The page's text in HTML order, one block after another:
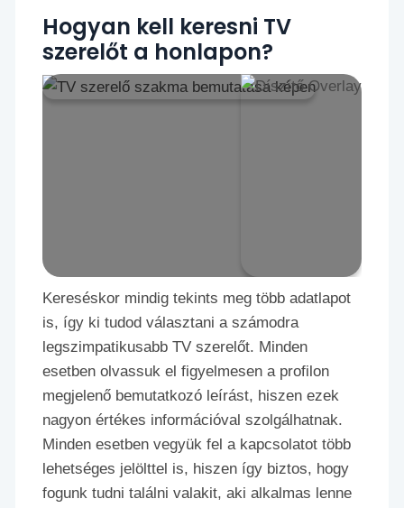
Hogyan kell keresni TV
szerelőt a honlapon?
Kereséskor mindig tekints meg több adatlapot
is, így ki tudod választani a számodra
legszimpatikusabb TV szerelőt. Minden
esetben olvassuk el figyelmesen a profilon
megjelenő bemutatkozó leírást, hiszen ezek
nagyon értékes információval szolgálhatnak.
Minden esetben vegyük fel a kapcsolatot több
lehetséges jelölttel is, hiszen így biztos, hogy
fogunk tudni találni valakit, aki alkalmas lenne